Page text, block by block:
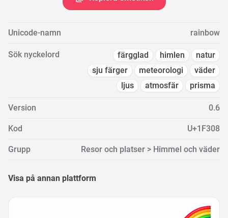
Unicode-namn rainbow
Sök nyckelord färgglad himlen
natur
sju färger
meteorologi
väder
ljus
atmosfär prisma
Version 0.6
Kod U+1F308
Grupp Resor och platser > Himmel och väder
Visa på annan plattform